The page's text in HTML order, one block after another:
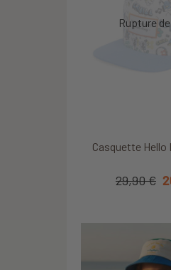
Casquette Hello
29,90 €